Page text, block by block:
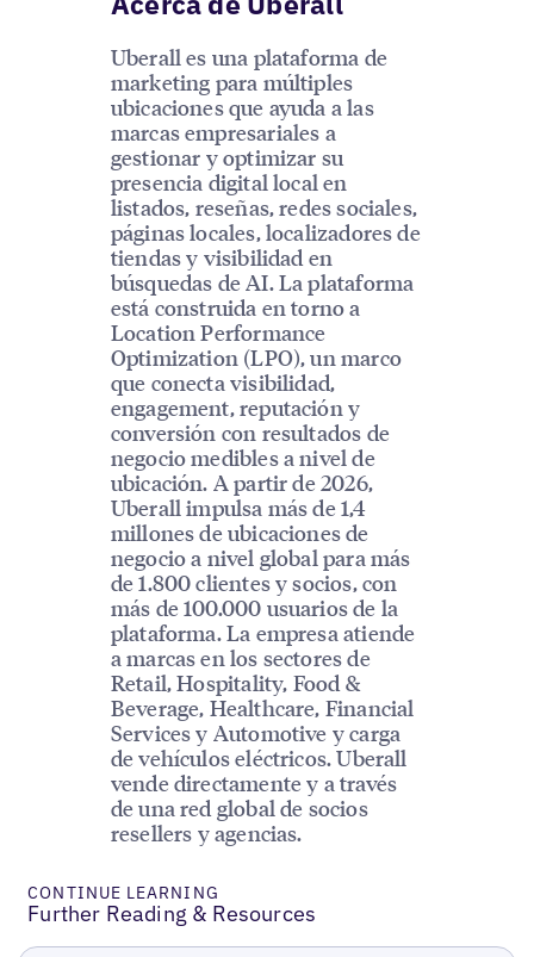
Uberall es una plataforma de
marketing para múltiples
ubicaciones que ayuda a las
marcas empresariales a
gestionar y optimizar su
presencia digital local en
listados, reseñas, redes sociales,
páginas locales, localizadores de
tiendas y visibilidad en
búsquedas de AI. La plataforma
está construida en torno a
Location Performance
Optimization (LPO), un marco
que conecta visibilidad,
engagement, reputación y
conversión con resultados de
negocio medibles a nivel de
ubicación. A partir de 2026,
Uberall impulsa más de 1,4
millones de ubicaciones de
negocio a nivel global para más
de 1.800 clientes y socios, con
más de 100.000 usuarios de la
plataforma. La empresa atiende
a marcas en los sectores de
Retail, Hospitality, Food &
Beverage, Healthcare, Financial
Services y Automotive y carga
de vehículos eléctricos. Uberall
vende directamente y a través
de una red global de socios
resellers y agencias.
CONTINUE LEARNING
Further Reading & Resources